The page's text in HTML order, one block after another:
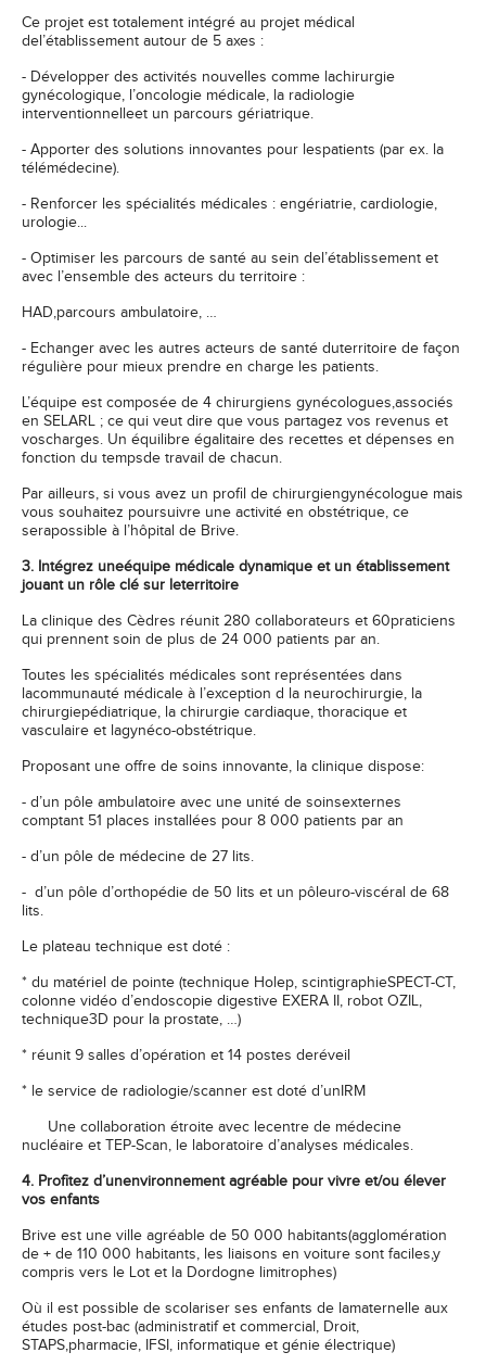
Ce projet est totalement intégré au projet médical
del’établissement autour de 5 axes :
- Développer des activités nouvelles comme lachirurgie
gynécologique, l’oncologie médicale, la radiologie
interventionnelleet un parcours gériatrique.
- Apporter des solutions innovantes pour lespatients (par ex. la
télémédecine).
- Renforcer les spécialités médicales : engériatrie, cardiologie,
urologie...
- Optimiser les parcours de santé au sein del’établissement et
avec l’ensemble des acteurs du territoire :
HAD,parcours ambulatoire, …
- Echanger avec les autres acteurs de santé duterritoire de façon
régulière pour mieux prendre en charge les patients.
L’équipe est composée de 4 chirurgiens gynécologues,associés
en SELARL ; ce qui veut dire que vous partagez vos revenus et
voscharges. Un équilibre égalitaire des recettes et dépenses en
fonction du tempsde travail de chacun.
Par ailleurs, si vous avez un profil de chirurgiengynécologue mais
vous souhaitez poursuivre une activité en obstétrique, ce
serapossible à l’hôpital de Brive.
3. Intégrez uneéquipe médicale dynamique et un établissement
jouant un rôle clé sur leterritoire
La clinique des Cèdres réunit 280 collaborateurs et 60praticiens
qui prennent soin de plus de 24 000 patients par an.
Toutes les spécialités médicales sont représentées dans
lacommunauté médicale à l’exception d la neurochirurgie, la
chirurgiepédiatrique, la chirurgie cardiaque, thoracique et
vasculaire et lagynéco-obstétrique.
Proposant une offre de soins innovante, la clinique dispose:
- d’un pôle ambulatoire avec une unité de soinsexternes
comptant 51 places installées pour 8 000 patients par an
- d’un pôle de médecine de 27 lits.
- d’un pôle d’orthopédie de 50 lits et un pôleuro-viscéral de 68
lits.
Le plateau technique est doté :
* du matériel de pointe (technique Holep, scintigraphieSPECT-CT,
colonne vidéo d’endoscopie digestive EXERA II, robot OZIL,
technique3D pour la prostate, …)
* réunit 9 salles d’opération et 14 postes deréveil
* le service de radiologie/scanner est doté d’unIRM
Une collaboration étroite avec lecentre de médecine
nucléaire et TEP-Scan, le laboratoire d’analyses médicales.
4. Profitez d’unenvironnement agréable pour vivre et/ou élever
vos enfants
Brive est une ville agréable de 50 000 habitants(agglomération
de + de 110 000 habitants, les liaisons en voiture sont faciles,y
compris vers le Lot et la Dordogne limitrophes)
Où il est possible de scolariser ses enfants de lamaternelle aux
études post-bac (administratif et commercial, Droit,
STAPS,pharmacie, IFSI, informatique et génie électrique)